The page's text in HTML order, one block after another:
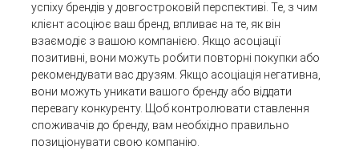
успіху брендів у довгостроковій перспективі. Те, з чим
клієнт асоціює ваш бренд, впливає на те, як він
взаємодіє з вашою компанією. Якщо асоціації
позитивні, вони можуть робити повторні покупки або
рекомендувати вас друзям. Якщо асоціація негативна,
вони можуть уникати вашого бренду або віддати
перевагу конкуренту. Щоб контролювати ставлення
споживачів до бренду, вам необхідно правильно
позиціонувати свою компанію.